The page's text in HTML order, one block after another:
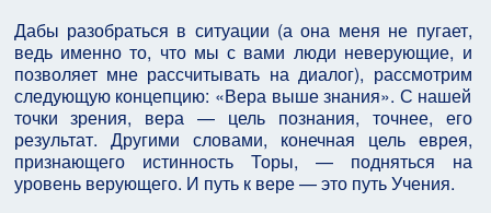
Дабы разобраться в ситуации (а она меня не пугает,
ведь именно то, что мы с вами люди неверующие, и
позволяет мне рассчитывать на диалог), рассмотрим
следующую концепцию: «Вера выше знания». С нашей
точки зрения, вера — цель познания, точнее, его
результат. Другими словами, конечная цель еврея,
признающего истинность Торы, — подняться на
уровень верующего. И путь к вере — это путь Учения.